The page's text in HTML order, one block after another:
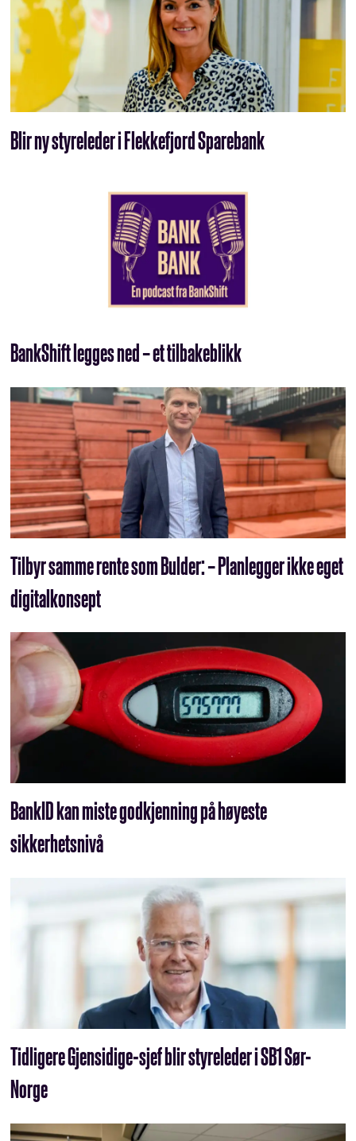
Blir ny styreleder i Flekkefjord Sparebank
BankShift legges ned – et tilbakeblikk
Tilbyr samme rente som Bulder: – Planlegger ikke eget
digitalkonsept
BankID kan miste godkjenning på høyeste
sikkerhetsnivå
Tidligere Gjensidige-sjef blir styreleder i SB1 Sør-
Norge